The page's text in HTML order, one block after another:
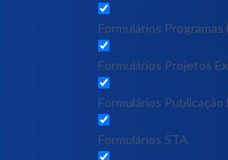
Formulários Programas
Formulários Projetos
Formulários Publicação
Formulários STA